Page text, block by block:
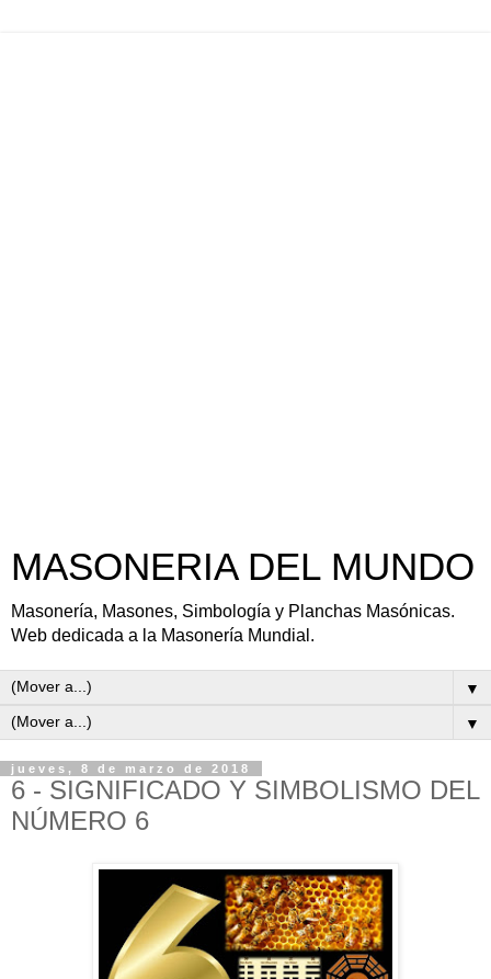
MASONERIA DEL MUNDO
Masonería, Masones, Simbología y Planchas Masónicas.
Web dedicada a la Masonería Mundial.
▼
▼
jueves, 8 de marzo de 2018
6 - SIGNIFICADO Y SIMBOLISMO DEL
NÚMERO 6